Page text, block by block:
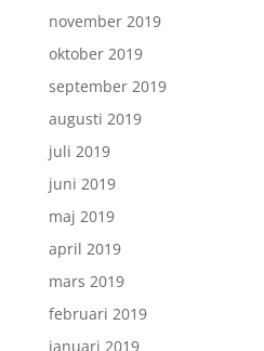
november 2019
oktober 2019
september 2019
augusti 2019
juli 2019
juni 2019
maj 2019
april 2019
mars 2019
februari 2019
januari 2019